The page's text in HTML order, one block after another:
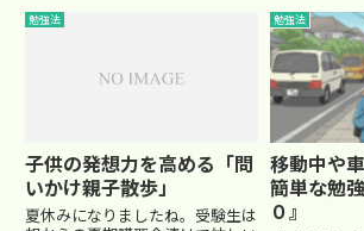
ま捨てたり、机の引き出しの奥に
しまったりして放置していること
記憶って、
ね。その時
ちんとその記
と、総合テ
試...
勉強法
子供の発想力を高める「問
いかけ親子散歩」
夏休みになりましたね。受験生は
勉強法
移動中や
簡単な勉
０』